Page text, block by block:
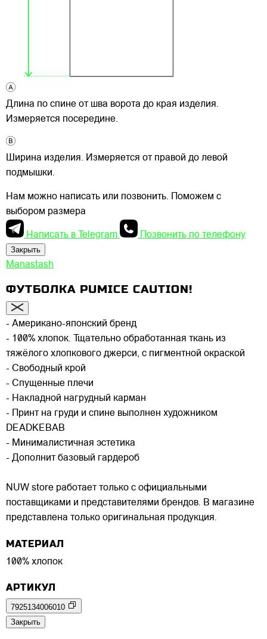
Длина по спине от шва ворота до края изделия.
Измеряется посередине.
Ширина изделия. Измеряется от правой до левой
подмышки.
Нам можно написать или позвонить. Поможем с
выбором размера
Написать в Telegram Позвонить по телефону
Закрыть
Manastash
ФУТБОЛКА PUMICE CAUTION!
- Американо-японский бренд
- 100% хлопок. Тщательно обработанная ткань из
тяжёлого хлопкового джерси, с пигментной окраской
- Свободный крой
- Спущенные плечи
- Накладной нагрудный карман
- Принт на груди и спине выполнен художником
DEADKEBAB
- Минималистичная эстетика
- Дополнит базовый гардероб
NUW store работает только с официальными
поставщиками и представителями брендов. В магазине
представлена только оригинальная продукция.
МАТЕРИАЛ
100% хлопок
АРТИКУЛ
7925134006010
Закрыть